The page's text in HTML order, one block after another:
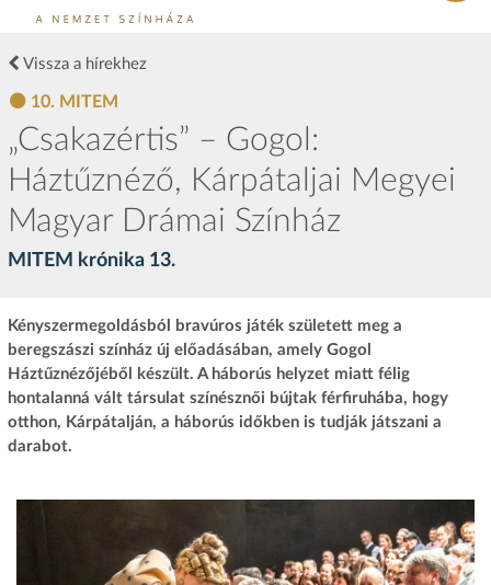
Vissza a hírekhez
10. MITEM
„Csakazértis” – Gogol:
Háztűznéző, Kárpátaljai Megyei
Magyar Drámai Színház
MITEM krónika 13.
Kényszermegoldásból bravúros játék született meg a
beregszászi színház új előadásában, amely Gogol
Háztűznézőjéből készült. A háborús helyzet miatt félig
hontalanná vált társulat színésznői bújtak férfiruhába, hogy
otthon, Kárpátalján, a háborús időkben is tudják játszani a
darabot.